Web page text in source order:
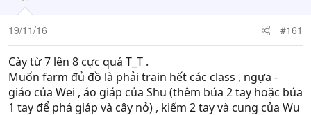
t
a
e
r
19/11/16 #161
Cày từ 7 lên 8 cực quá T_T .
Muốn farm đủ đồ là phải train hết các class , ngựa -
giáo của Wei , áo giáp của Shu (thêm búa 2 tay hoặc búa
1 tay để phá giáp và cây nỏ) , kiếm 2 tay và cung của Wu